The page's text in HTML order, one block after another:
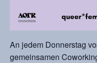
An jedem Donnerstag
gemeinsamen